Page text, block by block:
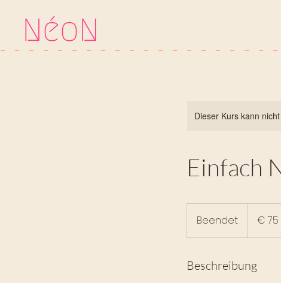
-
Dieser Kurs kann
Einfach
Beendet
e
n
€ 75
Beschreibung